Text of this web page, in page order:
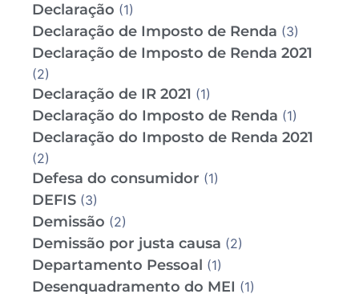
Declaração (1)
Declaração de Imposto de Renda (3)
Declaração de Imposto de Renda 2021
(2)
Declaração de IR 2021 (1)
Declaração do Imposto de Renda (1)
Declaração do Imposto de Renda 2021
(2)
Defesa do consumidor (1)
DEFIS (3)
Demissão (2)
Demissão por justa causa (2)
Departamento Pessoal (1)
Desenquadramento do MEI (1)